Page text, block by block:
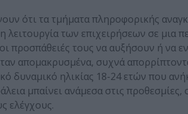
ότι τα τμήματα πληροφορικής
λειτουργία των επιχειρήσεων σε μια
προσπάθειές τους να αυξήσουν ή να
απομακρυσμένα, συχνά
δυναμικό ηλικίας 18-24 ετών που
μπαίνει ανάμεσα στις
ελέγχους.